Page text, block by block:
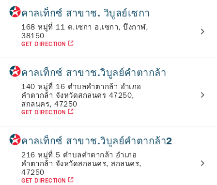
คาลเท็กซ์ สาขาช. วิบูลย์เซกา
168 หมู่ที่ 11 ต.เซกา อ.เซกา, บึงกาฬ,
38150
GET DIRECTION
คาลเท็กซ์ สาขาช.วิบูลย์คำตากล้า
140 หมู่ที่ 16 ตำบลคำตากล้า อำเภอ
คำตากล้า จังหวัดสกลนคร 47250,
สกลนคร, 47250
GET DIRECTION
คาลเท็กซ์ สาขาช.วิบูลย์คำตากล้า2
216 หมู่ที่ 5 ตำบลคำตากล้า อำเภอ
คำตากล้า จังหวัดสกลนคร, สกลนคร,
47250
GET DIRECTION